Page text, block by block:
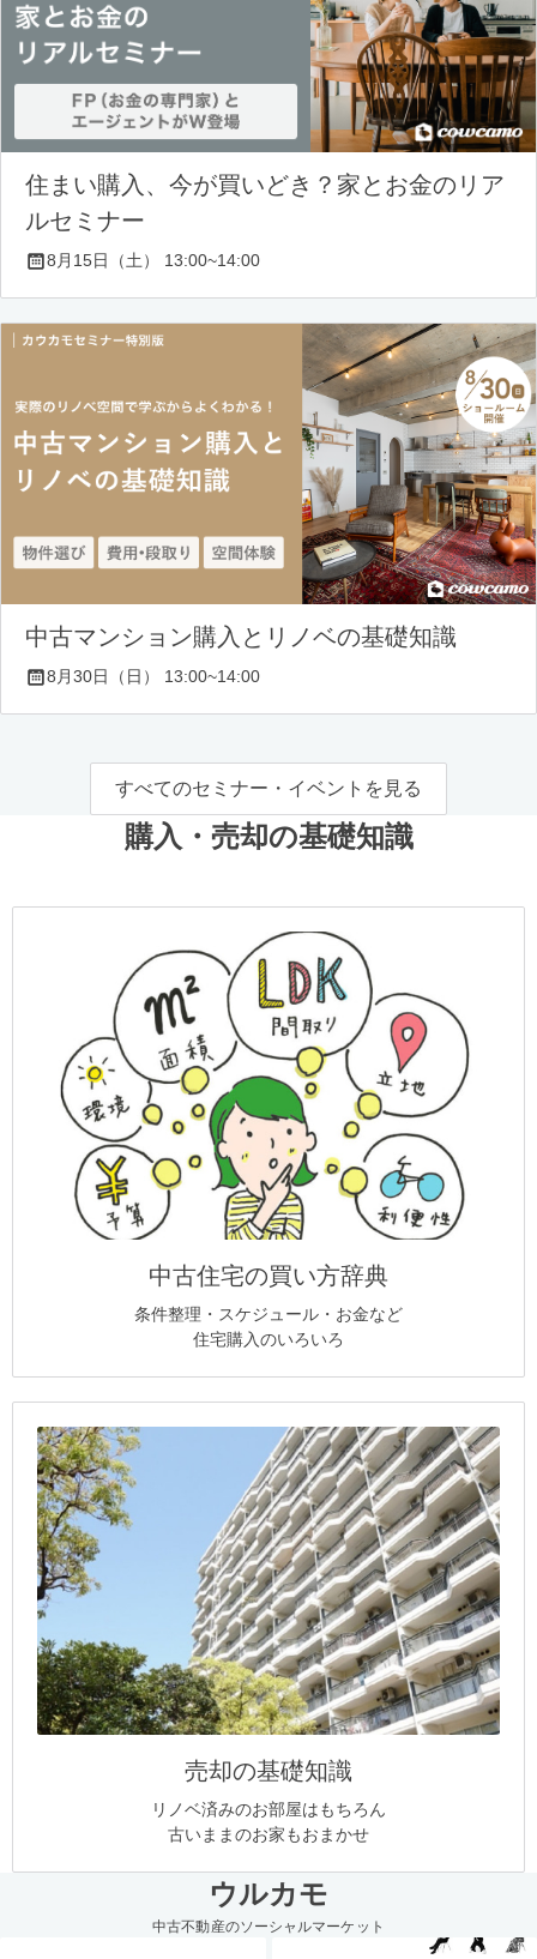
住まい購入、今が買いどき？家とお金のリア
ルセミナー
8月15日（土） 13:00~14:00
中古マンション購入とリノベの基礎知識
8月30日（日） 13:00~14:00
すべてのセミナー・イベントを見る
購入・売却の基礎知識
中古住宅の買い方辞典
条件整理・スケジュール・お金など
住宅購入のいろいろ
売却の基礎知識
リノベ済みのお部屋はもちろん
古いままのお家もおまかせ
ウルカモ
中古不動産のソーシャルマーケット